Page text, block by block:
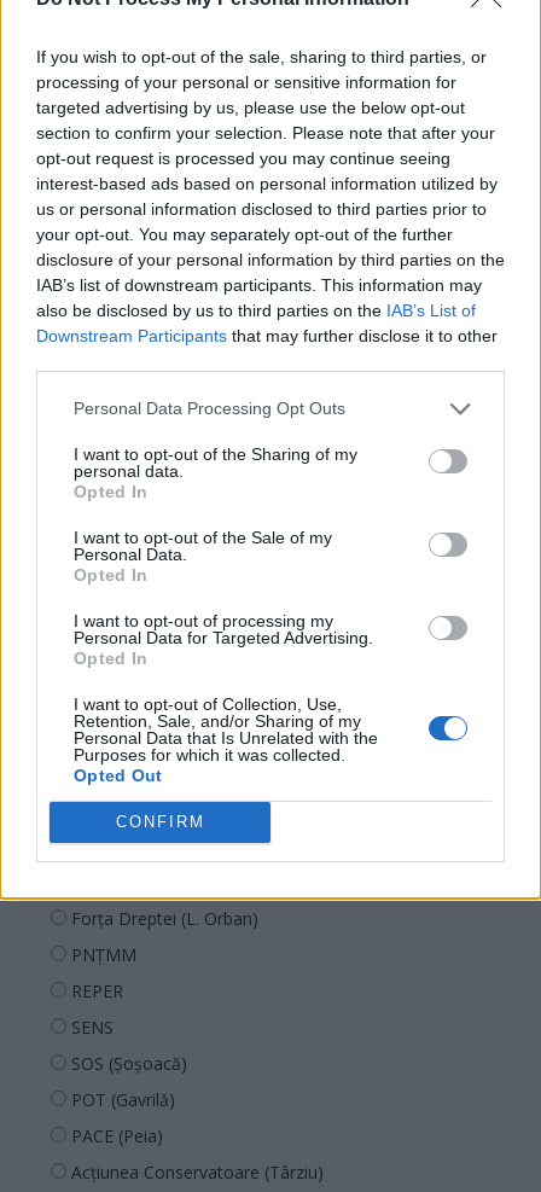
If you wish to opt-out of the sale, sharing to third parties, or
processing of your personal or sensitive information for
targeted advertising by us, please use the below opt-out
section to confirm your selection. Please note that after your
opt-out request is processed you may continue seeing
interest-based ads based on personal information utilized by
us or personal information disclosed to third parties prior to
your opt-out. You may separately opt-out of the further
disclosure of your personal information by third parties on the
IAB’s list of downstream participants. This information may
also be disclosed by us to third parties on the IAB’s List of
Downstream Participants that may further disclose it to other
Personal Data Processing Opt Outs
I want to opt-out of the Sharing of my
personal data.
Opted In
I want to opt-out of the Sale of my
Personal Data.
Opted In
I want to opt-out of processing my
Personal Data for Targeted Advertising.
Opted In
I want to opt-out of Collection, Use,
Retention, Sale, and/or Sharing of my
Personal Data that Is Unrelated with the
Purposes for which it was collected.
Opted Out
CONFIRM
24 de ore
20.26 Lupta politicii românești cu prezentul
18.47 Cărbune și picioare-n gard
18.09
Coaliția antieuropeană PSD–AUR se bucură:
fluviul Dunărea se trece cu piciorul!
17.32 Vă veți blestema zilele, pesedeilor!
Sondaj
Ce partid ați vota dacă alegerile parlamentare ar avea
loc duminica viitoare?
USR
PNL
PSD
UDMR
Forța Dreptei (L. Orban)
PNȚMM
REPER
SENS
SOS (Șoșoacă)
POT (Gavrilă)
PACE (Peia)
Acțiunea Conservatoare (Târziu)